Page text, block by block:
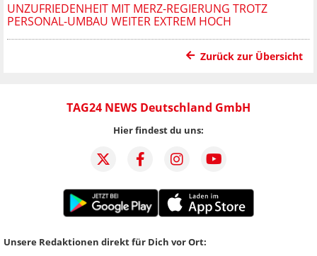
UNZUFRIEDENHEIT MIT MERZ-REGIERUNG TROTZ
PERSONAL-UMBAU WEITER EXTREM HOCH
Zurück zur Übersicht
TAG24 NEWS Deutschland GmbH
Hier findest du uns:
Unsere Redaktionen direkt für Dich vor Ort: